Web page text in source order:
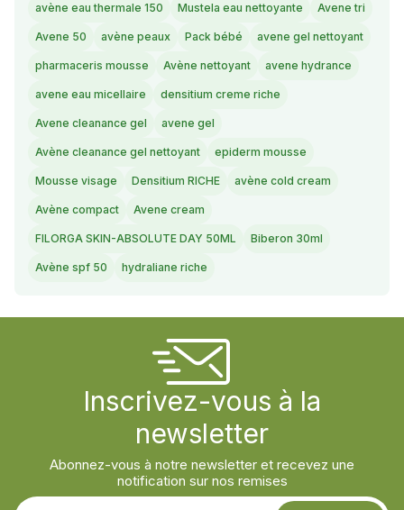
avène eau thermale 150 Mustela eau nettoyante Avene tri
Avene 50 avène peaux Pack bébé avene gel nettoyant
pharmaceris mousse Avène nettoyant avene hydrance
avene eau micellaire densitium creme riche
Avene cleanance gel avene gel
Avène cleanance gel nettoyant epiderm mousse
Mousse visage Densitium RICHE avène cold cream
Avène compact Avene cream
FILORGA SKIN-ABSOLUTE DAY 50ML Biberon 30ml
Avène spf 50 hydraliane riche
Inscrivez-vous à la
newsletter
Abonnez-vous à notre newsletter et recevez une
notification sur nos remises